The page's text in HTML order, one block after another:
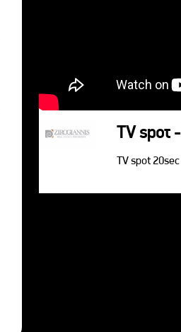
TV spoτ
TV spot 20sec